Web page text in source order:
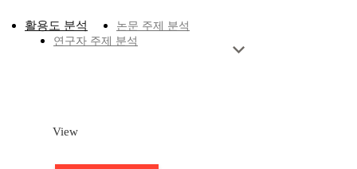
활용도 분석
논문 주제 분석
연구자 주제 분석
View